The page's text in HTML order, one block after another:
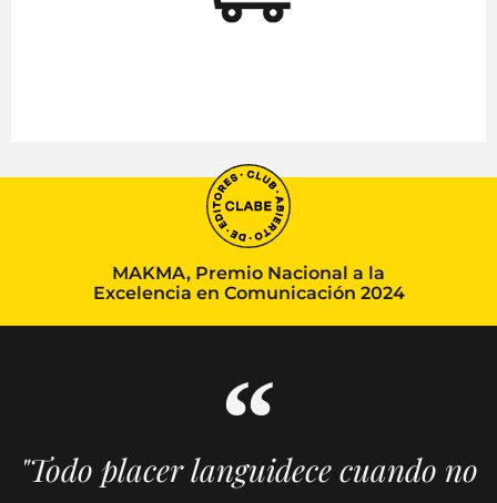
MAKMA, Premio Nacional a la
Excelencia en Comunicación 2024
"Todo placer languidece cuando no